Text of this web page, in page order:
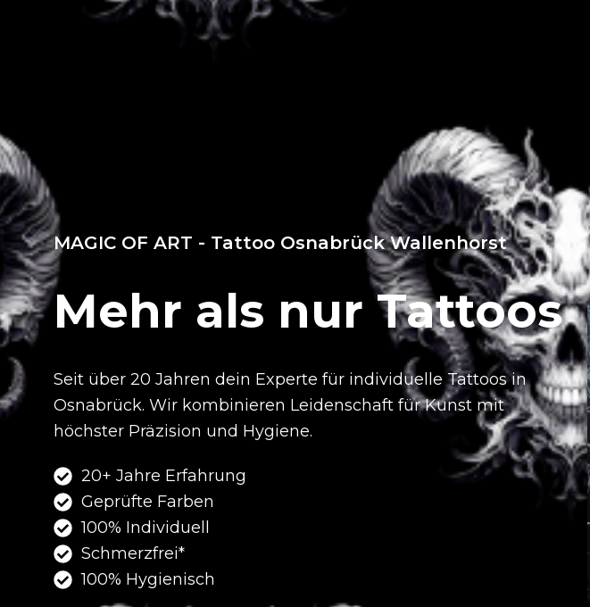
MAGIC OF ART - Tattoo Osnabrück Wallenhorst
Mehr als nur Tattoos
Seit über 20 Jahren dein Experte für individuelle Tattoos in
Osnabrück. Wir kombinieren Leidenschaft für Kunst mit
höchster Präzision und Hygiene.
20+ Jahre Erfahrung
Geprüfte Farben
100% Individuell
Schmerzfrei*
100% Hygienisch